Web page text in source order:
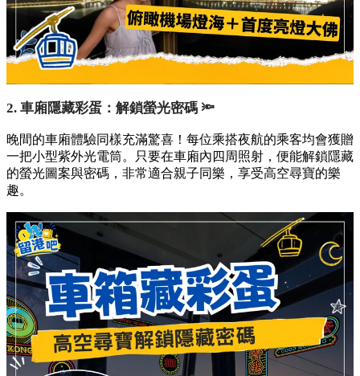
2. 車廂隱藏彩蛋：解鎖螢光密碼 🔦
晚間的車廂體驗同樣充滿驚喜！每位乘搭夜航的乘客均會獲贈
一把小型紫外光電筒。只要在車廂內四周照射，便能解鎖隱藏
的螢光圖案與密碼，非常適合親子同樂，享受高空尋寶的樂
趣。